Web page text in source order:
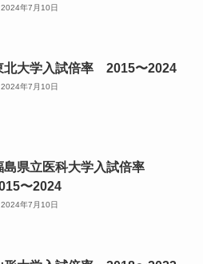
2024年7月10日
北大学入試倍率 2015〜2024
2024年7月10日
島県立医科大学入試倍率
〜2024
2024年7月10日